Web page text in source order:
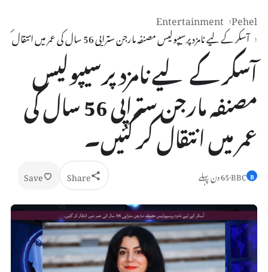
Pehel
Entertainment
آسکر کے لیے نامزد پرسیپولیس مصنفہ مارجن ستراپی 56 سال کی عمر میں انتقال کر گئیں۔
آسکر کے لیے نامزد پرسیپولیس
مصنفہ مارجن ستراپی 56 سال کی
عمر میں انتقال کر گئیں۔
B
BBC
·65 دن پہلے Share
Save